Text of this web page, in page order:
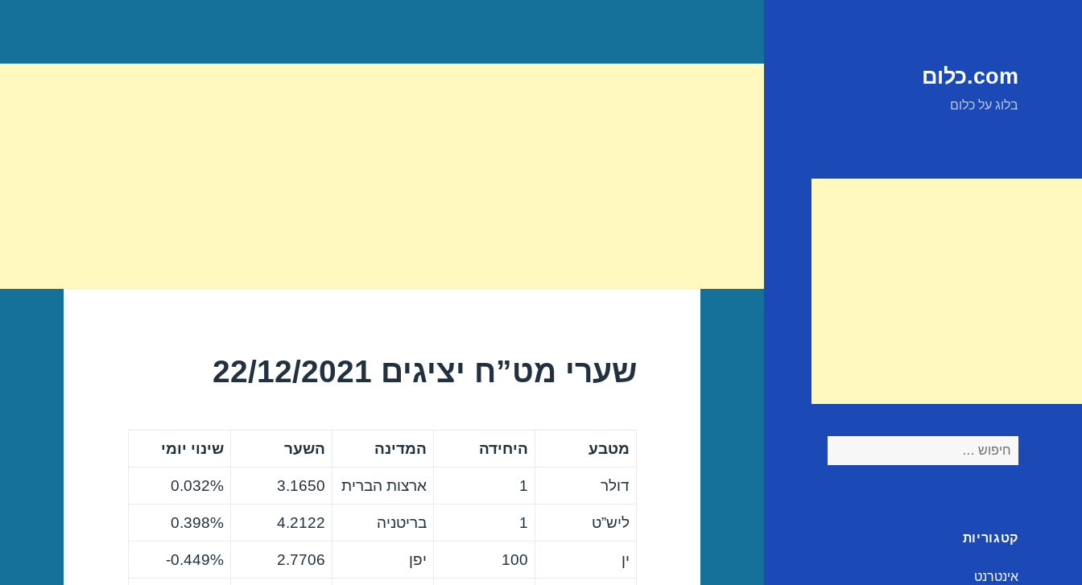
com.כלום
בלוג על כלום
חיפוש:
קטגוריות
אינטרנט
שערי מט”ח יציגים 22/12/2021
מטבע היחידה המדינה השער שינוי יומי
דולר 1 ארצות הברית 3.1650
0.032%
ליש”ט 1 בריטניה 4.2122
0.398%
ין 100 יפן 2.7706
0.449%-